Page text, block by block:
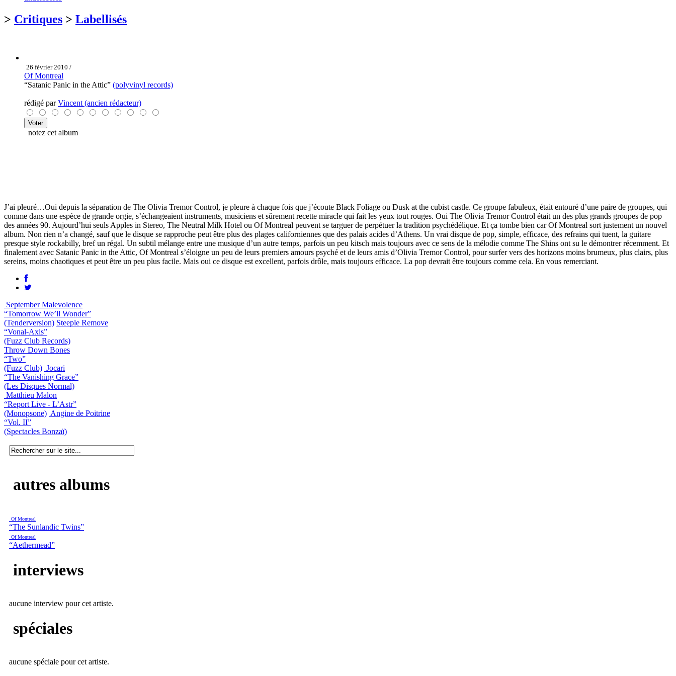
> Critiques > Labellisés
26 février 2010 /
Of Montreal
“Satanic Panic in the Attic” (polyvinyl records)
rédigé parVincent (ancien rédacteur)
notez cet album
J’ai pleuré…Oui depuis la séparation de The Olivia Tremor Control, je pleure à chaque fois que j’écoute Black Foliage ou Dusk at the cubist castle. Ce groupe fabuleux, était entouré d’une paire de groupes, qui
comme dans une espèce de grande orgie, s’échangeaient instruments, musiciens et sûrement recette miracle qui fait les yeux tout rouges. Oui The Olivia Tremor Control était un des plus grands groupes de pop
des années 90. Aujourd’hui seuls Apples in Stereo, The Neutral Milk Hotel ou Of Montreal peuvent se targuer de perpétuer la tradition psychédélique. Et ça tombe bien car Of Montreal sort justement un nouvel
album. Non rien n’a changé, sauf que le disque se rapproche peut être plus des plages californiennes que des palais acides d’Athens. Un vrai disque de pop, simple, efficace, des refrains qui tuent, la guitare
presque style rockabilly, bref un régal. Un subtil mélange entre une musique d’un autre temps, parfois un peu kitsch mais toujours avec ce sens de la mélodie comme The Shins ont su le démontrer récemment. Et
finalement avec Satanic Panic in the Attic, Of Montreal s’éloigne un peu de leurs premiers amours psyché et de leurs amis d’Olivia Tremor Control, pour surfer vers des horizons moins brumeux, plus clairs, plus
sereins, moins chaotiques et peut être un peu plus facile. Mais oui ce disque est excellent, parfois drôle, mais toujours efficace. La pop devrait être toujours comme cela. En vous remerciant.
September Malevolence
“Tomorrow We’ll Wonder”
(Tenderversion) Steeple Remove
“Vonal-Axis”
(Fuzz Club Records)
Throw Down Bones
“Two”
(Fuzz Club) Jocari
“The Vanishing Grace”
(Les Disques Normal)
Matthieu Malon
“Report Live - L’Astr”
(Monopsone) Angine de Poitrine
“Vol. II”
(Spectacles Bonzaï)
autres albums
Of Montreal
“The Sunlandic Twins”
Of Montreal
“Aethermead”
interviews
aucune interview pour cet artiste.
spéciales
aucune spéciale pour cet artiste.